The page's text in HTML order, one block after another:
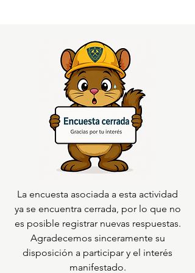
La encuesta asociada a esta actividad
ya se encuentra cerrada, por lo que no
es posible registrar nuevas respuestas.
Agradecemos sinceramente su
disposición a participar y el interés
manifestado.